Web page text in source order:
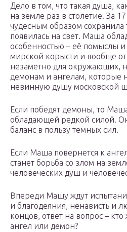
Дело в том, что такая душа,
на земле раз в столетие. За
чудесным образом сохранила
появилась на свет. Маша
особенностью – её помыслы и
мирской корысти и вообще от
незаметно для окружающих,
демонам и ангелам, которые
невинную душу московской
Если победят демоны, то Маша
обладающей редкой силой.
баланс в пользу темных сил.
Если Маша повернется к
станет борьба со злом на
человеческих душ и
Впереди Машу ждут
и благодеяния, ненависть и
концов, ответ на вопрос –
ангел или демон?